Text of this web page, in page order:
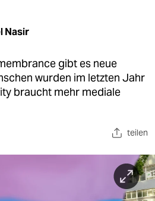
Nasir
gibt es neue
wurden im letzten Jahr
braucht mehr mediale
teilen